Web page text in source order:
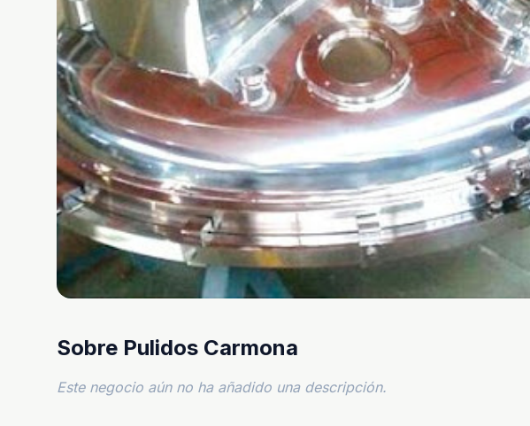
Sobre Pulidos Carmona
Este negocio aún no ha añadido una descripción.